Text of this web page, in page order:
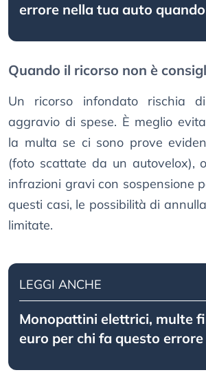
errore nella tua auto
Quando il ricorso non è
Un ricorso infondato rischia
aggravio di spese. È meglio
la multa se ci sono prove
(foto scattate da un autovelox),
infrazioni gravi con sospensione
questi casi, le possibilità di
limitate.
LEGGI ANCHE
Monopattini elettrici, multe
euro per chi fa questo errore